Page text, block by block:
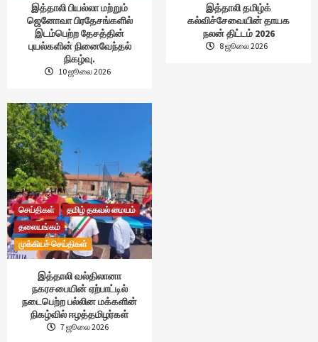
இத்தாலி பியல்லா மற்றும்
ஜெனோவா பிரதேசங்களில்
இடம்பெற்ற தேசத்தின்
புயல்களின் நினைவேந்தல்
நிகழ்வு.
10 ஜூலை 2026
இத்தாலி தமிழ்க்
கல்விச்சேவையின் தாயக
நலன் திட்டம் 2026
8 ஜூலை 2026
செய்திகள்
தமிழ் தகவல் மையம்
தலையங்கம்
முக்கியச் செய்திகள்
இத்தாலி வல்திலானா
நகரசபையின் ஏற்பாட்டில்
நடைபெற்ற பல்லின மக்களின்
நிகழ்வில் ஈழத்தமிழர்கள்
7 ஜூலை 2026